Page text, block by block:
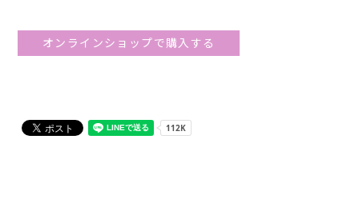
オンラインショップで購入する